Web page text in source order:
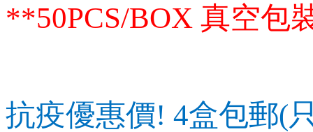
**50PCS/BOX 真空包
抗疫優惠價! 4盒包郵(